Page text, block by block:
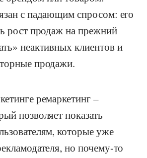
с падающим спросом: его
рост продаж на прежний
неактивных клиентов и
продажи.
ремаркетинг –
позволяет показать
которые уже
но почему-то